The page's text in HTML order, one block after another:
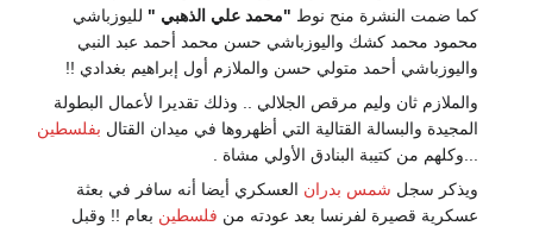
كما ضمت النشرة منح نوط "محمد علي الذهبي " لليوزباشي
محمود محمد كشك واليوزباشي حسن محمد أحمد عبد النبي
واليوزباشي أحمد متولي حسن والملازم أول إبراهيم بغدادي !!
والملازم ثان وليم مرقص الجلالي .. وذلك تقديرا لأعمال البطولة
المجيدة والبسالة القتالية التي أظهروها في ميدان القتال بفلسطين
...وكلهم من كتيبة البنادق الأولي مشاة .
ويذكر سجل شمس بدران العسكري أيضا أنه سافر في بعثة
عسكرية قصيرة لفرنسا بعد عودته من فلسطين بعام !! وقبل